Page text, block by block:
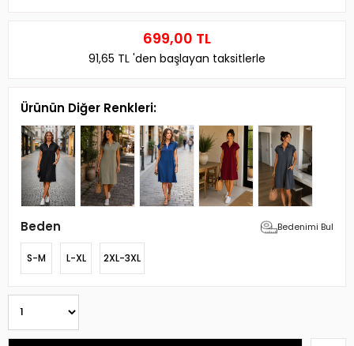
699,00 TL
91,65 TL 'den başlayan taksitlerle
Ürünün Diğer Renkleri:
Beden Bedenimi Bul
S-M L-XL 2XL-3XL